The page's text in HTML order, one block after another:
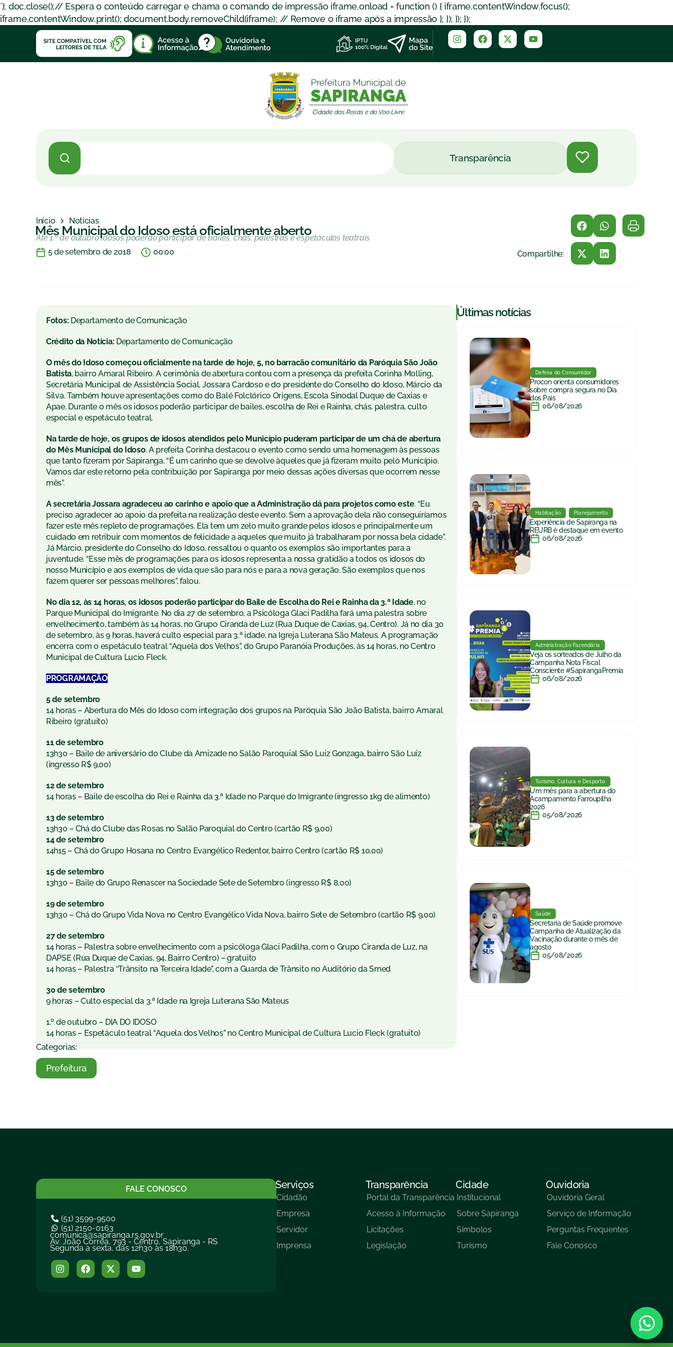
`); doc.close();// Espera o conteúdo carregar e chama o comando de impressão iframe.onload = function () { iframe.contentWindow.focus();
iframe.contentWindow.print(); document.body.removeChild(iframe); // Remove o iframe após a impressão }; }); }); });
Transparência
Início Notícias
Mês Municipal do Idoso está oficialmente aberto
Até 1.º de outubro idosos poderão participar de bailes, chás, palestras e espetáculos teatrais
5 de setembro de 2018
00:00 Compartilhe:
Fotos: Departamento de Comunicação
Crédito da Notícia: Departamento de Comunicação
O mês do Idoso começou oficialmente na tarde de hoje, 5, no barracão comunitário da Paróquia São João
Batista, bairro Amaral Ribeiro. A cerimônia de abertura contou com a presença da prefeita Corinha Molling,
Secretária Municipal de Assistência Social, Jossara Cardoso e do presidente do Conselho do Idoso, Márcio da
Silva. Também houve apresentações como do Balé Folclórico Origens, Escola Sinodal Duque de Caxias e
Apae. Durante o mês os idosos poderão participar de bailes, escolha de Rei e Rainha, chás, palestra, culto
especial e espetáculo teatral.
Na tarde de hoje, os grupos de idosos atendidos pelo Município puderam participar de um chá de abertura
do Mês Municipal do Idoso. A prefeita Corinha destacou o evento como sendo uma homenagem às pessoas
que tanto fizeram por Sapiranga. “É um carinho que se devolve àqueles que já fizeram muito pelo Município.
Vamos dar este retorno pela contribuição por Sapiranga por meio dessas ações diversas que ocorrem nesse
mês”.
A secretária Jossara agradeceu ao carinho e apoio que a Administração dá para projetos como este. “Eu
preciso agradecer ao apoio da prefeita na realização deste evento. Sem a aprovação dela não conseguiríamos
fazer este mês repleto de programações. Ela tem um zelo muito grande pelos idosos e principalmente um
cuidado em retribuir com momentos de felicidade a aqueles que muito já trabalharam por nossa bela cidade”.
Já Márcio, presidente do Conselho do Idoso, ressaltou o quanto os exemplos são importantes para a
juventude. “Esse mês de programações para os idosos representa a nossa gratidão a todos os idosos do
nosso Município e aos exemplos de vida que são para nós e para a nova geração. São exemplos que nos
fazem querer ser pessoas melhores”, falou.
No dia 12, às 14 horas, os idosos poderão participar do Baile de Escolha do Rei e Rainha da 3.ª Idade, no
Parque Municipal do Imigrante. No dia 27 de setembro, a Psicóloga Glaci Padilha fará uma palestra sobre
envelhecimento, também às 14 horas, no Grupo Ciranda de Luz (Rua Duque de Caxias, 94, Centro). Já no dia 30
de setembro, às 9 horas, haverá culto especial para 3.ª idade, na Igreja Luterana São Mateus. A programação
encerra com o espetáculo teatral “Aquela dos Velhos”, do Grupo Paranóia Produções, às 14 horas, no Centro
Municipal de Cultura Lucio Fleck.
PROGRAMAÇÃO
5 de setembro
14 horas – Abertura do Mês do Idoso com integração dos grupos na Paróquia São João Batista, bairro Amaral
Ribeiro (gratuito)
11 de setembro
13h30 – Baile de aniversário do Clube da Amizade no Salão Paroquial São Luiz Gonzaga, bairro São Luiz
(ingresso R$ 9,00)
12 de setembro
14 horas – Baile de escolha do Rei e Rainha da 3.ª Idade no Parque do Imigrante (ingresso 1kg de alimento)
13 de setembro
13h30 – Chá do Clube das Rosas no Salão Paroquial do Centro (cartão R$ 9,00)
14 de setembro
14h15 – Chá do Grupo Hosana no Centro Evangélico Redentor, bairro Centro (cartão R$ 10,00)
15 de setembro
13h30 – Baile do Grupo Renascer na Sociedade Sete de Setembro (ingresso R$ 8,00)
19 de setembro
13h30 – Chá do Grupo Vida Nova no Centro Evangélico Vida Nova, bairro Sete de Setembro (cartão R$ 9,00)
27 de setembro
14 horas – Palestra sobre envelhecimento com a psicóloga Glaci Padilha, com o Grupo Ciranda de Luz, na
DAPSE (Rua Duque de Caxias, 94, Bairro Centro) – gratuito
14 horas – Palestra ‘‘Trânsito na Terceira Idade’’, com a Guarda de Trânsito no Auditório da Smed
30 de setembro
9 horas – Culto especial da 3.ª Idade na Igreja Luterana São Mateus
1.º de outubro – DIA DO IDOSO
14 horas – Espetáculo teatral “Aquela dos Velhos” no Centro Municipal de Cultura Lucio Fleck (gratuito)
Categorias:
Prefeitura
|Últimas notícias
Defesa do Consumidor
Procon orienta consumidores
sobre compra segura no Dia
dos Pais
06/08/2026
Habitação Planejamento
Experiência de Sapiranga na
REURB é destaque em evento
06/08/2026
Administração Fazendária
Veja os sorteados de Julho da
Campanha Nota Fiscal
Consciente #SapirangaPremia
06/08/2026
Turismo, Cultura e Desporto
Um mês para a abertura do
Acampamento Farroupilha
2026
05/08/2026
Saúde
Secretaria de Saúde promove
Campanha de Atualização da
Vacinação durante o mês de
agosto
05/08/2026
FALE CONOSCO
(51) 3599-9500
(51) 2150-0163
comunica@sapiranga.rs.gov.br
Av. João Corrêa, 793 - Centro, Sapiranga - RS
Segunda a sexta, das 12h30 às 18h30.
Serviços
Cidadão
Empresa
Servidor
Imprensa
Transparência
Portal da Transparência
Acesso à Informação
Licitações
Legislação
Cidade
Institucional
Sobre Sapiranga
Símbolos
Turísmo
Ouvidoria
Ouvidoria Geral
Serviço de Informação
Perguntas Frequentes
Fale Conosco